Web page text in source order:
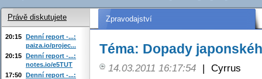
Zpravodajství
Téma: Dopady
14.03.2011 16:17:54 | Cyrrus
Právě diskutujete
20:15 Denní report -...:
paiza.io/projec...
20:15 Denní report -...:
notes.io/e5TUT
17:50 Denní report -...: